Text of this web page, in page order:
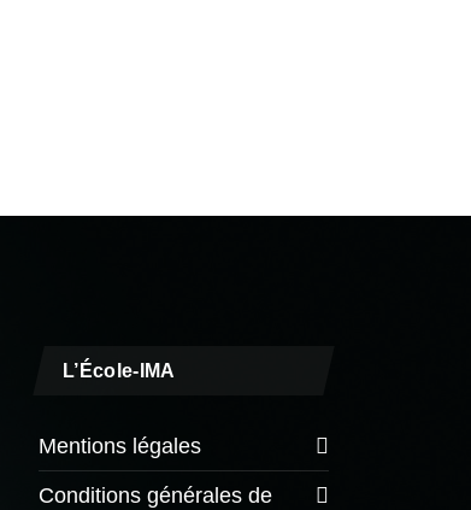
L’École-IMA
Mentions légales
Conditions générales de